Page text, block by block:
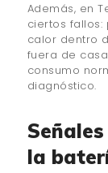
Además, en
ciertos fallos:
calor dentro
fuera de
consumo
diagnóstico.
la